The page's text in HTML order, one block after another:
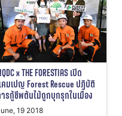
x THE FORESTIAS เปิด
มเปญ Forest Rescue ปฏิบัติ
รกู้ชีพต้นไม้ถูกบุกรุกในเมือง
19 2018